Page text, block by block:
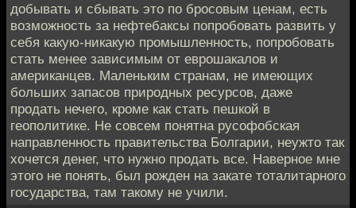
добывать и сбывать это по бросовым ценам, есть
возможность за нефтебаксы попробовать развить у
себя какую-никакую промышленность, попробовать
стать менее зависимым от еврошакалов и
американцев. Маленьким странам, не имеющих
больших запасов природных ресурсов, даже
продать нечего, кроме как стать пешкой в
геополитике. Не совсем понятна русофобская
направленность правительства Болгарии, неужто так
хочется денег, что нужно продать все. Наверное мне
этого не понять, был рожден на закате тоталитарного
государства, там такому не учили.